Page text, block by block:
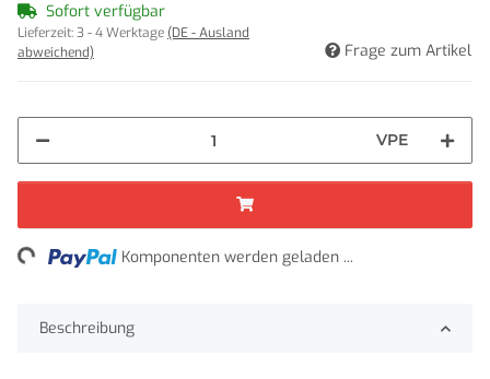
Sofort verfügbar
Lieferzeit:3 - 4 Werktage (DE - Ausland
abweichend)
Frage zum Artikel
VPE
Komponenten werden geladen ...
Beschreibung